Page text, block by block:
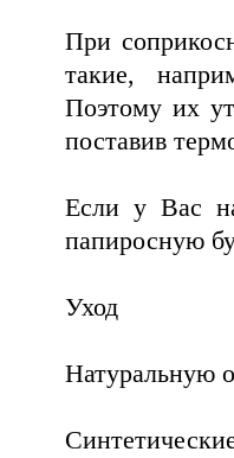
При
такие,
Поэтому их
поставив
Если у Вас
папиросную
Уход
Натуральную